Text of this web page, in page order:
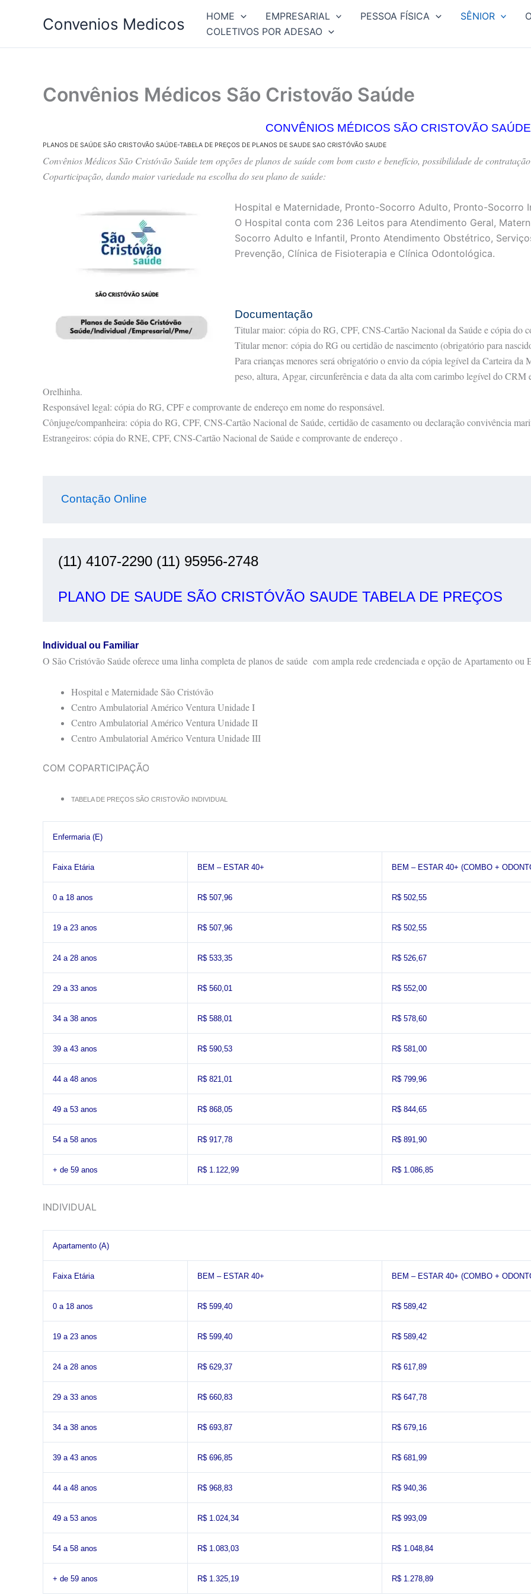
Convenios Medicos HOME EMPRESARIAL PESSOA FÍSICA SÊNIOR
COLETIVOS POR ADESAO
Convênios Médicos São Cristovão Saúde
CONVÊNIOS MÉDICOS SÃO CRISTOVÃO SAÚDE
PLANOS DE SAÚDE SÃO CRISTOVÃO SAÚDE-TABELA DE PREÇOS DE PLANOS DE SAUDE SAO CRISTÓVÃO SAUDE
Convênios Médicos São Cristóvão Saúde tem opções de planos de saúde com bom custo e benefício, possibilidade de
Coparticipação, dando maior variedade na escolha do seu plano de saúde:
Hospital e Maternidade, Pronto-Socorro Adulto, Pronto-Socorro
O Hospital conta com 236 Leitos para Atendimento Geral,
Socorro Adulto e Infantil, Pronto Atendimento Obstétrico,
Prevenção, Clínica de Fisioterapia e Clínica Odontológica.
Documentação
Titular maior: cópia do RG, CPF, CNS-Cartão Nacional da Saúde e cópia do
Titular menor: cópia do RG ou certidão de nascimento (obrigatório para
Para crianças menores será obrigatório o envio da cópia legível da Carteira
peso, altura, Apgar, circunferência e data da alta com carimbo legível do
Orelhinha.
Responsável legal: cópia do RG, CPF e comprovante de endereço em nome do responsável.
Cônjuge/companheira: cópia do RG, CPF, CNS-Cartão Nacional de Saúde, certidão de casamento ou declaração convivência
Estrangeiros: cópia do RNE, CPF, CNS-Cartão Nacional de Saúde e comprovante de endereço .
Contação Online
(11) 4107-2290 (11) 95956-2748
PLANO DE SAUDE SÃO CRISTÓVÃO SAUDE TABELA DE PREÇOS
Individual ou Familiar
O São Cristóvão Saúde oferece uma linha completa de planos de saúde com ampla rede credenciada e opção de Apartamento ou
Hospital e Maternidade São Cristóvão
Centro Ambulatorial Américo Ventura Unidade I
Centro Ambulatorial Américo Ventura Unidade II
Centro Ambulatorial Américo Ventura Unidade III
COM COPARTICIPAÇÃO
TABELA DE PREÇOS SÃO CRISTOVÃO INDIVIDUAL
Enfermaria (E)
Faixa Etária BEM – ESTAR 40+ BEM – ESTAR 40+ (COMBO +
0 a 18 anos R$ 507,96 R$ 502,55
19 a 23 anos R$ 507,96 R$ 502,55
24 a 28 anos R$ 533,35 R$ 526,67
29 a 33 anos R$ 560,01 R$ 552,00
34 a 38 anos R$ 588,01 R$ 578,60
39 a 43 anos R$ 590,53 R$ 581,00
44 a 48 anos R$ 821,01 R$ 799,96
49 a 53 anos R$ 868,05 R$ 844,65
54 a 58 anos R$ 917,78 R$ 891,90
+ de 59 anos R$ 1.122,99 R$ 1.086,85
INDIVIDUAL
Apartamento (A)
Faixa Etária BEM – ESTAR 40+ BEM – ESTAR 40+ (COMBO +
0 a 18 anos R$ 599,40 R$ 589,42
19 a 23 anos R$ 599,40 R$ 589,42
24 a 28 anos R$ 629,37 R$ 617,89
29 a 33 anos R$ 660,83 R$ 647,78
34 a 38 anos R$ 693,87 R$ 679,16
39 a 43 anos R$ 696,85 R$ 681,99
44 a 48 anos R$ 968,83 R$ 940,36
49 a 53 anos R$ 1.024,34 R$ 993,09
54 a 58 anos R$ 1.083,03 R$ 1.048,84
+ de 59 anos R$ 1.325,19 R$ 1.278,89